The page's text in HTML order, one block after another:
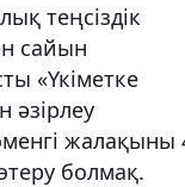
теңсіздік
сайын
«Үкіметке
әзірлеу
жалақыны
болмақ.